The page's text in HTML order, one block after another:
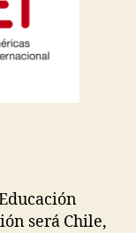
será Chile,